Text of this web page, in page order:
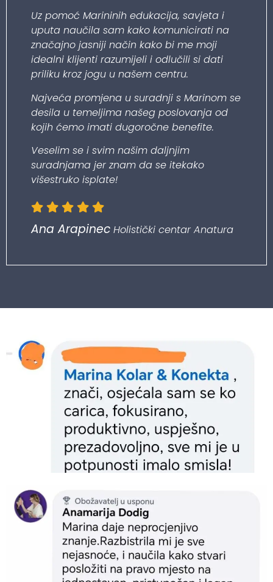
Uz pomoć Marininih edukacija, savjeta i
uputa naučila sam kako komunicirati na
značajno jasniji način kako bi me moji
idealni klijenti razumijeli i odlučili si dati
priliku kroz jogu u našem centru.
Najveća promjena u suradnji s Marinom se
desila u temeljima našeg poslovanja od
kojih ćemo imati dugoročne benefite.
Veselim se i svim našim daljnjim
suradnjama jer znam da se itekako
višestruko isplate!
Ana Arapinec Holistički centar Anatura